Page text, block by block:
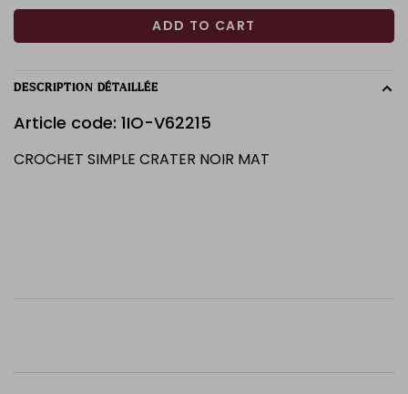
ADD TO CART
DESCRIPTION DÉTAILLÉE
Article code: 1IO-V62215
CROCHET SIMPLE CRATER NOIR MAT